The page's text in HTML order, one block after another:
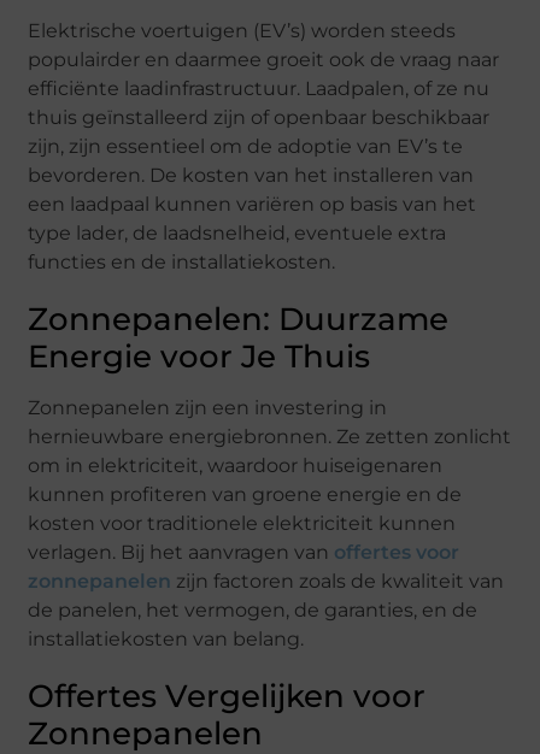
Elektrische voertuigen (EV’s) worden steeds
populairder en daarmee groeit ook de vraag naar
efficiënte laadinfrastructuur. Laadpalen, of ze nu
thuis geïnstalleerd zijn of openbaar beschikbaar
zijn, zijn essentieel om de adoptie van EV’s te
bevorderen. De kosten van het installeren van
een laadpaal kunnen variëren op basis van het
type lader, de laadsnelheid, eventuele extra
functies en de installatiekosten.
Zonnepanelen: Duurzame
Energie voor Je Thuis
Zonnepanelen zijn een investering in
hernieuwbare energiebronnen. Ze zetten zonlicht
om in elektriciteit, waardoor huiseigenaren
kunnen profiteren van groene energie en de
kosten voor traditionele elektriciteit kunnen
verlagen. Bij het aanvragen van offertes voor
zonnepanelen zijn factoren zoals de kwaliteit van
de panelen, het vermogen, de garanties, en de
installatiekosten van belang.
Offertes Vergelijken voor
Zonnepanelen